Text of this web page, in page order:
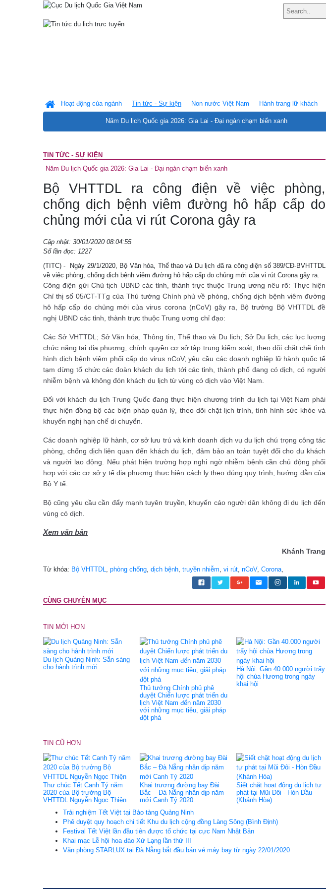
Hoạt động của ngành Tin tức - Sự kiện
Năm Du lịch Quốc gia 2026: Gia Lai - Đại ngàn chạm biển xanh
Non nước Việt Nam Hành trang lữ khách
TIN TỨC - SỰ KIỆN
Năm Du lịch Quốc gia 2026: Gia Lai - Đại ngàn chạm biển xanh
Bộ VHTTDL ra công điện về việc phòng,
chống dịch bệnh viêm đường hô hấp cấp do
chủng mới của vi rút Corona gây ra
Cập nhật: 30/01/2020 08:04:55
Số lần đọc: 1227
(TITC) - Ngày 29/1/2020, Bộ Văn hóa, Thể thao và Du lịch đã ra công điện số 389/CĐ-BVHTTDL
về việc phòng, chống dịch bệnh viêm đường hô hấp cấp do chủng mới của vi rút Corona gây ra.
Công điện gửi Chủ tịch UBND các tỉnh, thành trực thuộc Trung ương nêu rõ: Thực hiện
Chỉ thị số 05/CT-TTg của Thủ tướng Chính phủ về phòng, chống dịch bệnh viêm đường
hô hấp cấp do chủng mới của virus corona (nCoV) gây ra, Bộ trưởng Bộ VHTTDL đề
nghị UBND các tỉnh, thành trực thuộc Trung ương chỉ đạo:
Các Sở VHTTDL; Sở Văn hóa, Thông tin, Thể thao và Du lịch; Sở Du lịch, các lực lượng
chức năng tại địa phương, chính quyền cơ sở tập trung kiểm soát, theo dõi chặt chẽ tình
hình dịch bệnh viêm phổi cấp do virus nCoV; yêu cầu các doanh nghiệp lữ hành quốc tế
tạm dừng tổ chức các đoàn khách du lịch tới các tỉnh, thành phố đang có dịch, có người
nhiễm bệnh và không đón khách du lịch từ vùng có dịch vào Việt Nam.
Đối với khách du lịch Trung Quốc đang thực hiện chương trình du lịch tại Việt Nam phải
thực hiện đồng bộ các biện pháp quản lý, theo dõi chặt lịch trình, tình hình sức khỏe và
khuyến nghị hạn chế di chuyển.
Các doanh nghiệp lữ hành, cơ sở lưu trú và kinh doanh dịch vụ du lịch chú trọng công tác
phòng, chống dịch liên quan đến khách du lịch, đảm bảo an toàn tuyệt đối cho du khách
và người lao động. Nếu phát hiện trường hợp nghi ngờ nhiễm bệnh cần chủ động phối
hợp với các cơ sở y tế địa phương thực hiện cách ly theo đúng quy trình, hướng dẫn của
Bộ Y tế.
Bộ cũng yêu cầu cần đẩy mạnh tuyên truyền, khuyến cáo người dân không đi du lịch đến
vùng có dịch.
Xem văn bản
Khánh Trang
Từ khóa: Bộ VHTTDL, phòng chống, dịch bệnh, truyền nhiễm, vi rút, nCoV, Corona,
CÙNG CHUYÊN MỤC
TIN MỚI HƠN
Du lịch Quảng Ninh: Sẵn sàng
cho hành trình mới
Thủ tướng Chính phủ phê
duyệt Chiến lược phát triển du
lịch Việt Nam đến năm 2030
với những mục tiêu, giải pháp
đột phá
Hà Nội: Gần 40.000 người trẩy
hội chùa Hương trong ngày
khai hội
TIN CŨ HƠN
Thư chúc Tết Canh Tý năm
2020 của Bộ trưởng Bộ
VHTTDL Nguyễn Ngọc Thiện
Khai trương đường bay Đài
Bắc – Đà Nẵng nhân dịp năm
mới Canh Tý 2020
Siết chặt hoạt động du lịch tự
phát tại Mũi Đôi - Hòn Đầu
(Khánh Hòa)
Trải nghiệm Tết Việt tại Bảo tàng Quảng Ninh
Phê duyệt quy hoạch chi tiết Khu du lịch cộng đồng Làng Sông (Bình Định)
Festival Tết Việt lần đầu tiên được tổ chức tại cực Nam Nhật Bản
Khai mạc Lễ hội hoa đào Xứ Lạng lần thứ III
Văn phòng STARLUX tại Đà Nẵng bắt đầu bán vé máy bay từ ngày 22/01/2020